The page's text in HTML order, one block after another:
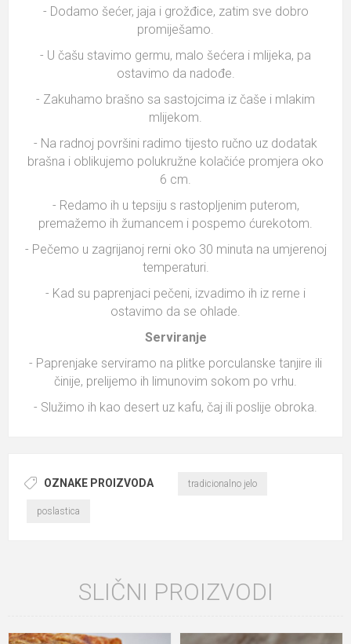
- Dodamo šećer, jaja i grožđice, zatim sve dobro
promiješamo.
- U čašu stavimo germu, malo šećera i mlijeka, pa
ostavimo da nadođe.
- Zakuhamo brašno sa sastojcima iz čaše i mlakim
mlijekom.
- Na radnoj površini radimo tijesto ručno uz dodatak
brašna i oblikujemo polukružne kolačiće promjera oko
6 cm.
- Redamo ih u tepsiju s rastopljenim puterom,
premažemo ih žumancem i pospemo ćurekotom.
- Pečemo u zagrijanoj rerni oko 30 minuta na umjerenoj
temperaturi.
- Kad su paprenjaci pečeni, izvadimo ih iz rerne i
ostavimo da se ohlade.
Serviranje
- Paprenjake serviramo na plitke porculanske tanjire ili
činije, prelijemo ih limunovim sokom po vrhu.
- Služimo ih kao desert uz kafu, čaj ili poslije obroka.
OZNAKE PROIZVODA tradicionalno jelo
poslastica
SLIČNI PROIZVODI